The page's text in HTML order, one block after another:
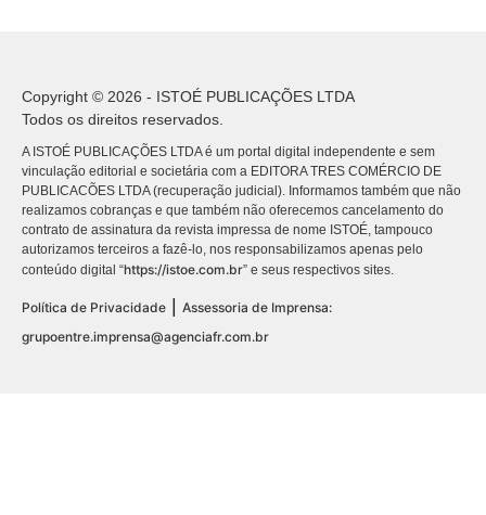
Copyright © 2026 - ISTOÉ PUBLICAÇÕES LTDA
Todos os direitos reservados.
A ISTOÉ PUBLICAÇÕES LTDA é um portal digital independente e sem
vinculação editorial e societária com a EDITORA TRES COMÉRCIO DE
PUBLICACÕES LTDA (recuperação judicial). Informamos também que não
realizamos cobranças e que também não oferecemos cancelamento do
contrato de assinatura da revista impressa de nome ISTOÉ, tampouco
autorizamos terceiros a fazê-lo, nos responsabilizamos apenas pelo
conteúdo digital “https://istoe.com.br” e seus respectivos sites.
Política de Privacidade
Assessoria de Imprensa:
grupoentre.imprensa@agenciafr.com.br